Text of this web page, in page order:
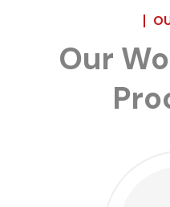
Our